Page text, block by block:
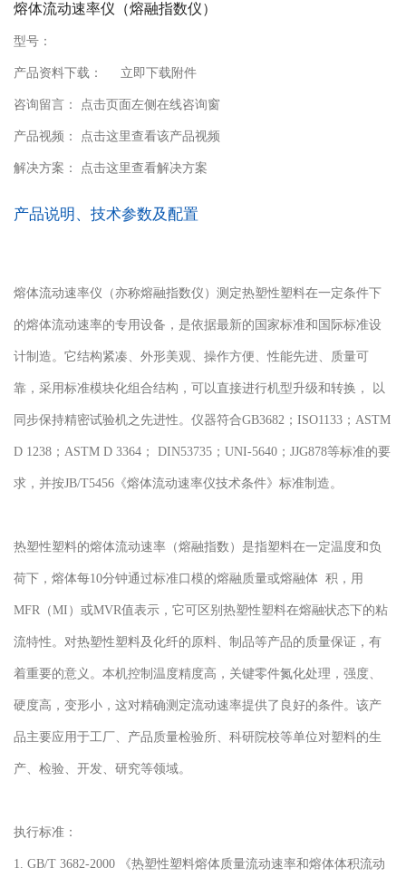
熔体流动速率仪（熔融指数仪）
型号：
产品资料下载： 立即下载附件
咨询留言： 点击页面左侧在线咨询窗
产品视频： 点击这里查看该产品视频
解决方案： 点击这里查看解决方案
产品说明、技术参数及配置
熔体流动速率仪（亦称熔融指数仪）测定热塑性塑料在一定条件下
的熔体流动速率的专用设备，是依据最新的国家标准和国际标准设
计制造。它结构紧凑、外形美观、操作方便、性能先进、质量可
靠，采用标准模块化组合结构，可以直接进行机型升级和转换， 以
同步保持精密试验机之先进性。仪器符合GB3682；ISO1133；ASTM
D 1238；ASTM D 3364； DIN53735；UNI-5640；JJG878等标准的要
求，并按JB/T5456《熔体流动速率仪技术条件》标准制造。
热塑性塑料的熔体流动速率（熔融指数）是指塑料在一定温度和负
荷下，熔体每10分钟通过标准口模的熔融质量或熔融体 积，用
MFR（MI）或MVR值表示，它可区别热塑性塑料在熔融状态下的粘
流特性。对热塑性塑料及化纤的原料、制品等产品的质量保证，有
着重要的意义。本机控制温度精度高，关键零件氮化处理，强度、
硬度高，变形小，这对精确测定流动速率提供了良好的条件。该产
品主要应用于工厂、产品质量检验所、科研院校等单位对塑料的生
产、检验、开发、研究等领域。
执行标准：
1. GB/T 3682-2000 《热塑性塑料熔体质量流动速率和熔体体积流动